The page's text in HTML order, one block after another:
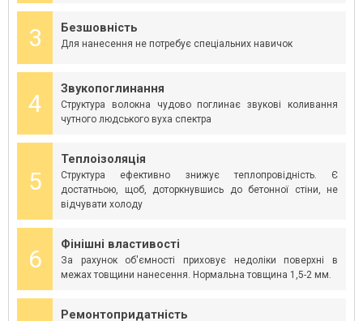
3 Безшовність
Для нанесення не потребує спеціальних навичок
4
Звукопоглинання
Структура волокна чудово поглинає звукові коливання
чутного людського вуха спектра
5
Теплоізоляція
Структура ефективно знижує теплопровідність. Є
достатньою, щоб, доторкнувшись до бетонної стіни, не
відчувати холоду
6
Фінішні властивості
За рахунок об'ємності приховує недоліки поверхні в
межах товщини нанесення. Нормальна товщина 1,5-2 мм.
Ремонтопридатність